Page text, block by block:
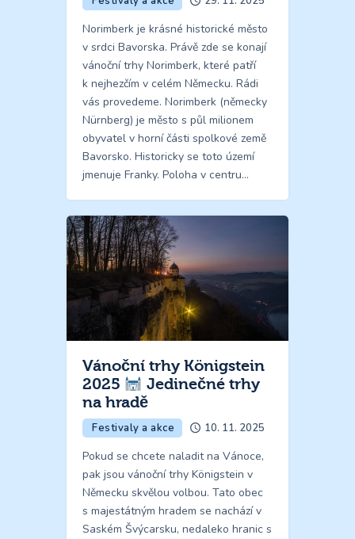
Norimberk je krásné historické město
v srdci Bavorska. Právě zde se konají
vánoční trhy Norimberk, které patří
k nejhezčím v celém Německu. Rádi
vás provedeme. Norimberk (německy
Nürnberg) je město s půl milionem
obyvatel v horní části spolkové země
Bavorsko. Historicky se toto území
jmenuje Franky. Poloha v centru…
Vánoční trhy Königstein
2025
Jedinečné trhy
na hradě
Festivaly a akce 10. 11. 2025
Pokud se chcete naladit na Vánoce,
pak jsou vánoční trhy Königstein v
Německu skvělou volbou. Tato obec
s majestátným hradem se nachází v
Saském Švýcarsku, nedaleko hranic s